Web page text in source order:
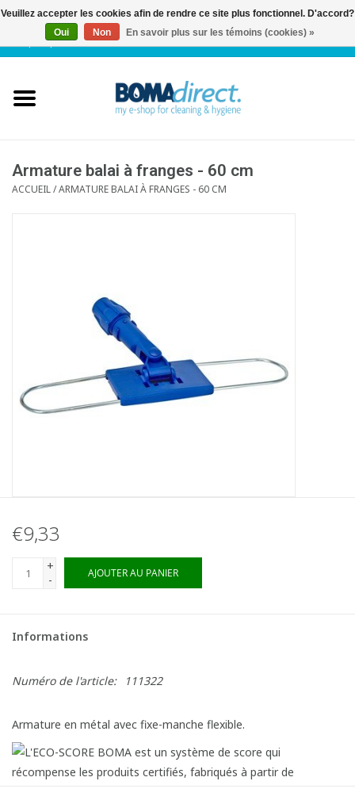
FR| 0 Articles
Service client
Armature balai à franges - 60 cm
ACCUEIL/ARMATURE BALAI À FRANGES - 60 CM
€9,33
+
-
AJOUTER AU PANIER
Informations
Numéro de l'article: 111322
Armature en métal avec fixe-manche flexible.
Veuillez accepter les cookies afin de rendre ce site plus fonctionnel. D'accord?
Oui
Non En savoir plus sur les témoins (cookies) »